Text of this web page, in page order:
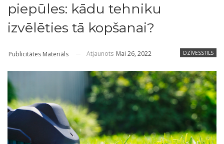
piepūles: kādu tehniku ​​
izvēlēties tā kopšanai?
DZĪVESSTILS
Publicitātes Materiāls Atjaunots Mai 26, 2022